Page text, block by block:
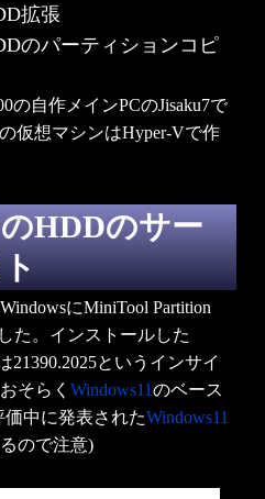
拡張
のパーティションコピ
の自作メインPCのJisaku7で
仮想マシンはHyper-Vで作
HDDのサー
にMiniTool Partition
た。インストールした
21390.2025というインサイ
そらくWindows11のベース
価中に発表されたWindows11
ので注意)